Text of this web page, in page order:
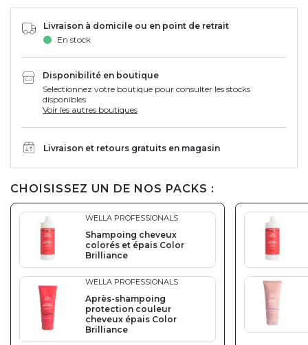
Livraison à domicile ou en point de retrait
En stock
Disponibilité en boutique
Selectionnez votre boutique pour consulter les stocks
disponibles
Voir les autres boutiques
Livraison et retours gratuits en magasin
CHOISISSEZ UN DE NOS PACKS :
WELLA PROFESSIONALS
Shampoing cheveux
colorés et épais Color
Brilliance
WELLA PROFESSIONALS
Après-shampoing
protection couleur
cheveux épais Color
Brilliance